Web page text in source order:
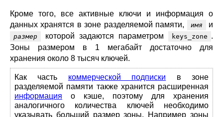
Кроме того, все активные ключи и информация о
данных хранятся в зоне разделяемой памяти,
имя и
размер которой задаются параметром keys_zone .
Зоны размером в 1 мегабайт достаточно для
хранения около 8 тысяч ключей.
Как часть коммерческой подписки в зоне
разделяемой памяти также хранится расширенная
информация о кэше, поэтому для хранения
аналогичного количества ключей необходимо
указывать больший размер зоны. Например зоны